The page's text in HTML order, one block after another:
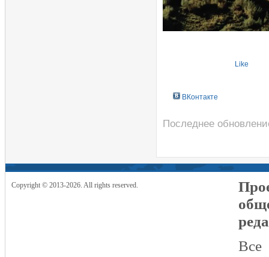
Like
ВКонтакте
Последнее
Copyright © 2013-2026. All rights reserved.